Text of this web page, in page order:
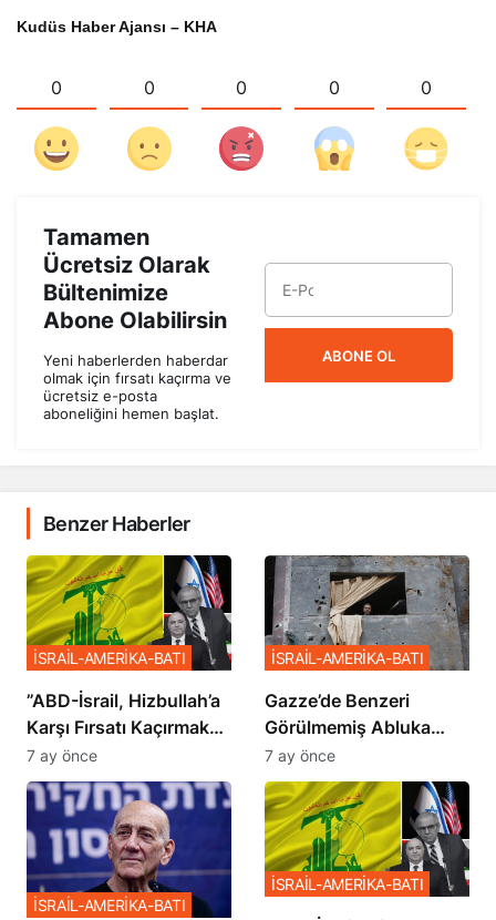
Kudüs Haber Ajansı – KHA
0 0 0 0 0
Tamamen
Ücretsiz Olarak
Bültenimize
Abone Olabilirsin
Yeni haberlerden haberdar
olmak için fırsatı kaçırma ve
ücretsiz e-posta
aboneliğini hemen başlat.
ABONE OL
Benzer Haberler
​​​​​​​”ABD-İsrail, Hizbullah’a
Karşı Fırsatı Kaçırmak
İstemiyor”
İSRAİL-AMERİKA-BATI
7 ay önce
​​​​​​​Gazze’de Benzeri
Görülmemiş Abluka
Planı
İSRAİL-AMERİKA-BATI
7 ay önce
İSRAİL-AMERİKA-BATI
İSRAİL-AMERİKA-BATI